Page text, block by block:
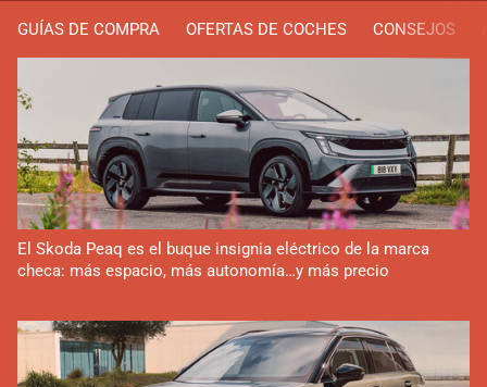
GUÍAS DE COMPRA OFERTAS DE COCHES CONSEJOS
El Skoda Peaq es el buque insignia eléctrico de la marca
checa: más espacio, más autonomía…y más precio